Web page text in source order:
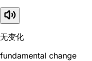
无变化
fundamental change